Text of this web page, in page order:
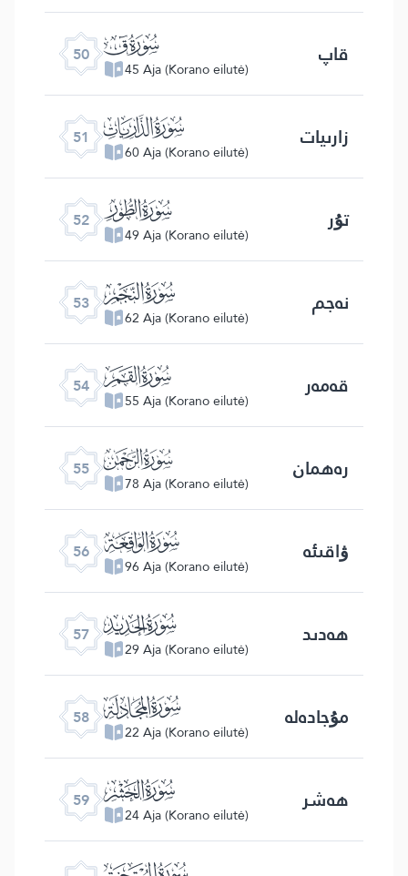
50 ﯟ
45 Aja (Korano eilutė) قاپ
51 ﯠ
60 Aja (Korano eilutė) زارىيات
52 ﯡ
49 Aja (Korano eilutė) تۇر
53 ﯢ
62 Aja (Korano eilutė) نەجم
54 ﯣ
55 Aja (Korano eilutė) قەمەر
55 ﯤ
78 Aja (Korano eilutė) رەھمان
56 ﯥ
96 Aja (Korano eilutė) ۋاقىئە
57 ﯦ
29 Aja (Korano eilutė) ھەدىد
58 ﯧ
22 Aja (Korano eilutė) مۇجادەلە
59 ﯨ
24 Aja (Korano eilutė) ھەشر